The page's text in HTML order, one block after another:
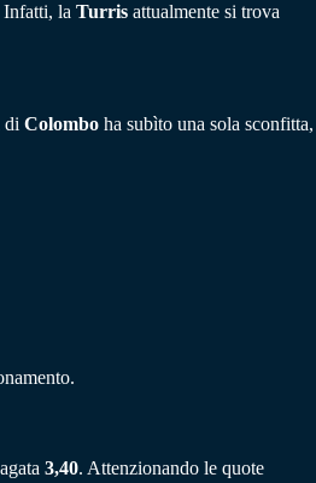
Infatti, la Turris attualmente si trova
di Colombo ha subìto una sola sconfitta,
3,40. Attenzionando le quote